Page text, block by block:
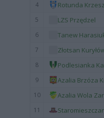
4 Rotunda
5 LZS Przędzel
6 Tanew
7 Złotsan
8 Podlesianka
9 Azalia Brzóza
10 Azalia Wola
11